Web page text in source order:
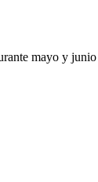
mayo y